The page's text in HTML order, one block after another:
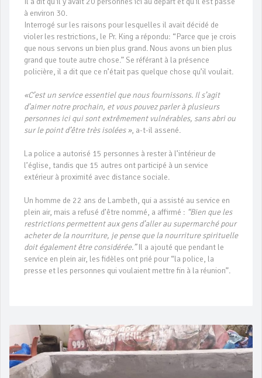
à environ 30.
Interrogé sur les raisons pour lesquelles il avait décidé de
violer les restrictions, le Pr. King a répondu: “Parce que je crois
que nous servons un bien plus grand. Nous avons un bien plus
grand que toute autre chose.” Se référant à la présence
policière, il a dit que ce n’était pas quelque chose qu’il voulait.
«C’est un service essentiel que nous fournissons. Il s’agit
d’aimer notre prochain, et vous pouvez parler à plusieurs
personnes ici qui sont extrêmement vulnérables, sans abri ou
sur le point d’être très isolées », a-t-il assené.
La police a autorisé 15 personnes à rester à l’intérieur de
l’église, tandis que 15 autres ont participé à un service
extérieur à proximité avec distance sociale.
Un homme de 22 ans de Lambeth, qui a assisté au service en
plein air, mais a refusé d’être nommé, a affirmé : “Bien que les
restrictions permettent aux gens d’aller au supermarché pour
acheter de la nourriture, je pense que la nourriture spirituelle
doit également être considérée.”Il a ajouté que pendant le
service en plein air, les fidèles ont prié pour “la police, la
presse et les personnes qui voulaient mettre fin à la réunion”.